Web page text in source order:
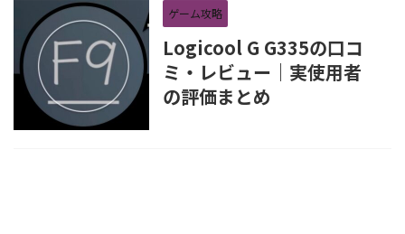
ゲーム攻略
Logicool G G335の口コ
ミ・レビュー｜実使用者
の評価まとめ